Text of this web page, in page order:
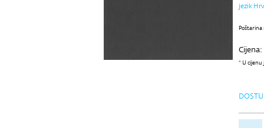
jezik
Cijena:
* U cijenu